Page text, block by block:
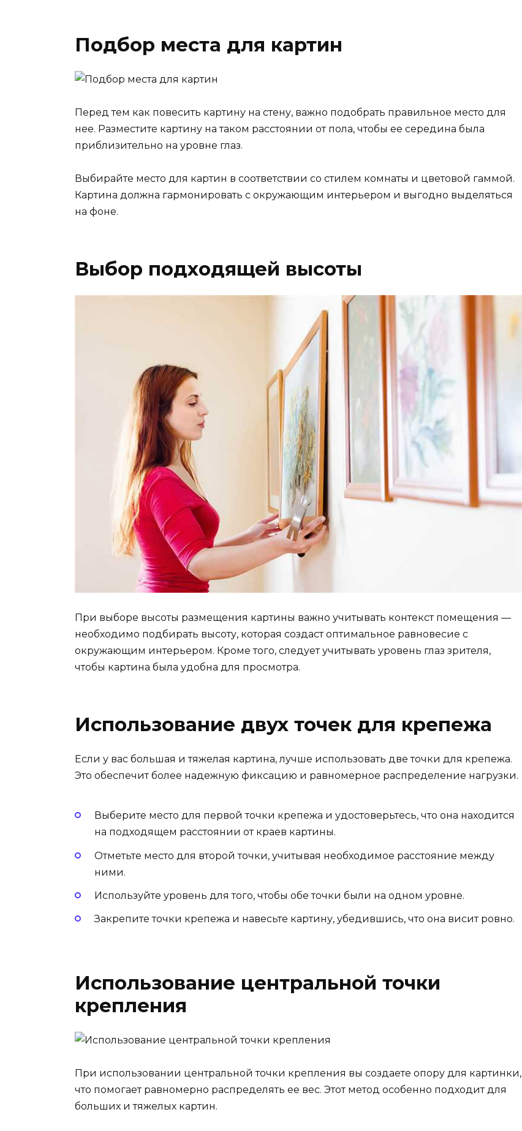
Подбор места для картин
Перед тем как повесить картину на стену, важно подобрать правильное место для
нее. Разместите картину на таком расстоянии от пола, чтобы ее середина была
приблизительно на уровне глаз.
Выбирайте место для картин в соответствии со стилем комнаты и цветовой гаммой.
Картина должна гармонировать с окружающим интерьером и выгодно выделяться
на фоне.
Выбор подходящей высоты
При выборе высоты размещения картины важно учитывать контекст помещения —
необходимо подбирать высоту, которая создаст оптимальное равновесие с
окружающим интерьером. Кроме того, следует учитывать уровень глаз зрителя,
чтобы картина была удобна для просмотра.
Использование двух точек для крепежа
Если у вас большая и тяжелая картина, лучше использовать две точки для крепежа.
Это обеспечит более надежную фиксацию и равномерное распределение нагрузки.
Выберите место для первой точки крепежа и удостоверьтесь, что она находится
на подходящем расстоянии от краев картины.
Отметьте место для второй точки, учитывая необходимое расстояние между
ними.
Используйте уровень для того, чтобы обе точки были на одном уровне.
Закрепите точки крепежа и навесьте картину, убедившись, что она висит ровно.
Использование центральной точки
крепления
При использовании центральной точки крепления вы создаете опору для картинки,
что помогает равномерно распределять ее вес. Этот метод особенно подходит для
больших и тяжелых картин.